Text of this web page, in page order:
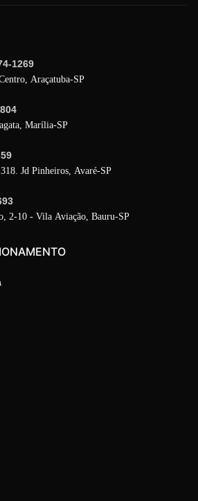
1269
Araçatuba-SP
Marília-SP
Jd Pinheiros, Avaré-SP
2-10 - Vila Aviação, Bauru-SP